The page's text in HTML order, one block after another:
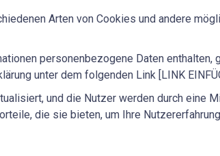
Arten von Cookies und andere
personenbezogene Daten
unter dem folgenden Link [LINK
und die Nutzer werden durch eine
die sie bieten, um Ihre